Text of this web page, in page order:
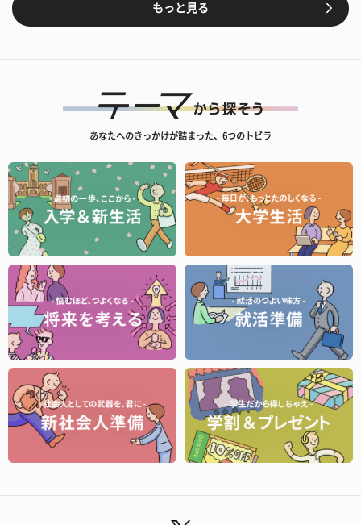
もっと見る
あなたへのきっかけが詰まった、6つのトビラ